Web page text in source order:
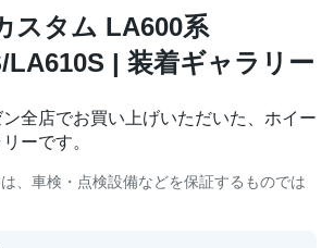
スタム LA600系
LA610S | 装着ギャラリー
全店でお買い上げいただいた、ホイー
ーです。
、車検・点検設備などを保証するものでは